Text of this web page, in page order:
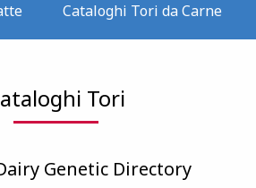
Cataloghi Tori da Carne
Tori
Genetic Directory